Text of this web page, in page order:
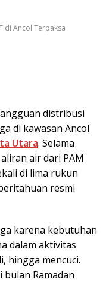
di Ancol Terpaksa
distribusi
di kawasan Ancol
Utara. Selama
air dari PAM
di lima rukun
resmi
karena kebutuhan
dalam aktivitas
hingga mencuci.
Ramadan